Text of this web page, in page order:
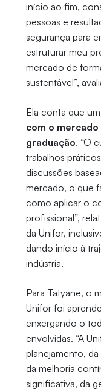
início ao fim,
pessoas e
segurança para
estruturar meu
mercado de
sustentável”,
Ela conta que
com o
graduação. “O
trabalhos
discussões
mercado, o que
como aplicar o
profissional”,
da Unifor,
dando início à
indústria.
Para Tatyane, o
Unifor foi
enxergando o
envolvidas. “A
planejamento,
da melhoria
significativa, da